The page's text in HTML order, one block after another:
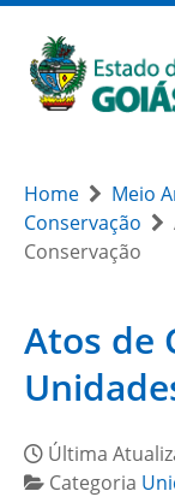
Home Meio
Conservação
Conservação
Atos de
Última
Categoria